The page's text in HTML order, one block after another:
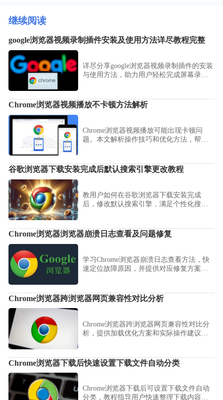
继续阅读
google浏览器视频录制插件安装及使用方法详尽教程完整
详尽分享google浏览器视频录制插件的安装
与使用方法，助力用户轻松完成屏幕录
Chrome浏览器视频播放不卡顿方法解析
Chrome浏览器视频播放可能出现卡顿问
题。本文解析操作技巧和优化方法，帮助
谷歌浏览器下载安装完成后默认搜索引擎更改教程
教用户如何在谷歌浏览器下载安装完成
后，修改默认搜索引擎，满足个性化搜索
Chrome浏览器浏览器崩溃日志查看及问题修复
学习Chrome浏览器崩溃日志查看方法，快
速定位故障原因，并提供对应修复方案，
Chrome浏览器跨浏览器网页兼容性对比分析
Chrome浏览器跨浏览器网页兼容性对比分
析，提供加载优化方案和实际操作建议，
Chrome浏览器下载后快速设置下载文件自动分类
Chrome浏览器下载后可设置下载文件自动
分类，教程指导用户快速整理下载内容，